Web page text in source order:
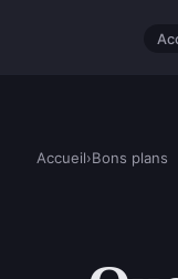
Accueil›Bons plans